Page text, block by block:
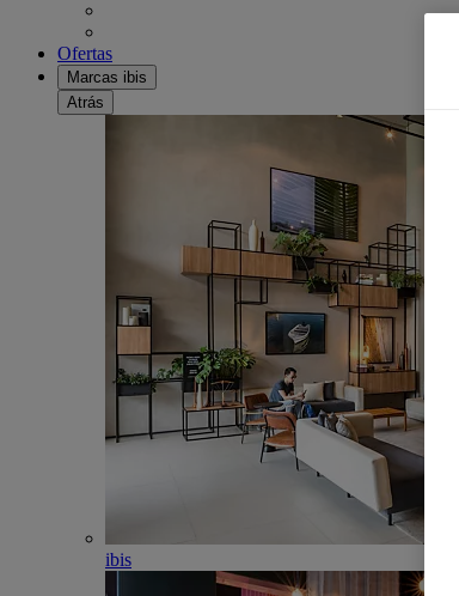
Ofertas
Marcas ibis
Atrás
ibis